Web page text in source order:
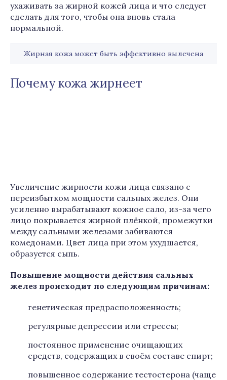
ухаживать за жирной кожей лица и что следует
сделать для того, чтобы она вновь стала
нормальной.
Жирная кожа может быть эффективно вылечена
Почему кожа жирнеет
Увеличение жирности кожи лица связано с
переизбытком мощности сальных желез. Они
усиленно вырабатывают кожное сало, из-за чего
лицо покрывается жирной плёнкой, промежутки
между сальными железами забиваются
комедонами. Цвет лица при этом ухудшается,
образуется сыпь.
Повышение мощности действия сальных
желез происходит по следующим причинам:
генетическая предрасположенность;
регулярные депрессии или стрессы;
постоянное применение очищающих
средств, содержащих в своём составе спирт;
повышенное содержание тестостерона (чаще